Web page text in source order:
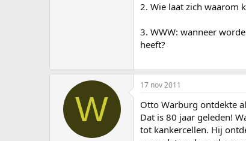
2. Wie laat zich waarom
3. WWW: wanneer
heeft?
W
17 nov 2011
Otto Warburg ontdekte
Dat is 80 jaar geleden!
tot kankercellen. Hij